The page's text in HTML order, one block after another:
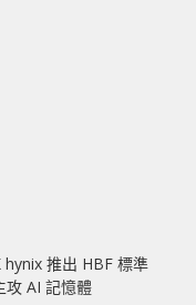
hynix 推出 HBF 標準
AI 記憶體